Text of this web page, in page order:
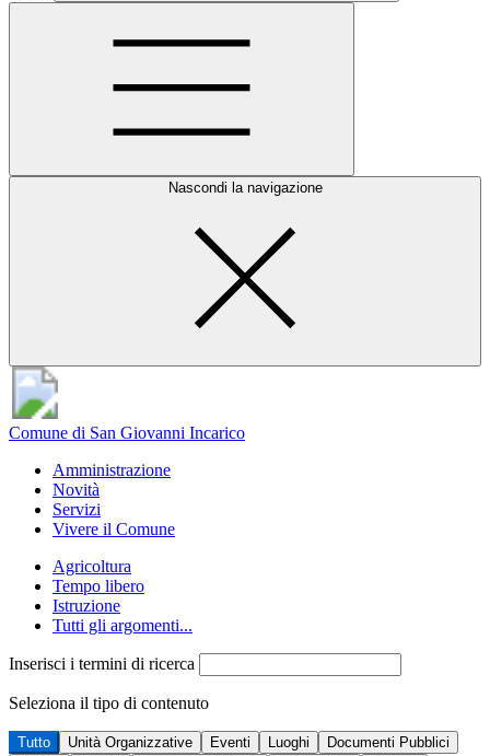
Nascondi la navigazione
Comune di San Giovanni Incarico
Amministrazione
Novità
Servizi
Vivere il Comune
Agricoltura
Tempo libero
Istruzione
Tutti gli argomenti...
Inserisci i termini di ricerca
Seleziona il tipo di contenuto
Tutto Unità Organizzative Eventi Luoghi
Documenti Pubblici